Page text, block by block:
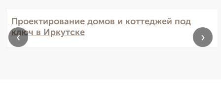
Проектирование домов и коттеджей под
ключ в Иркутске
‹ ›